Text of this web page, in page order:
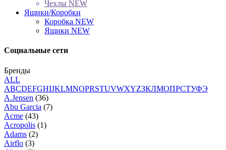
Чехлы NEW
Ящики/Коробки
Коробка NEW
Ящики NEW
Социальные сети
Бренды
ALL
ABCDEFGHIJKLMNOPRSTUVWXYZЗКЛМОПРСТУФЭ
A.Jensen (36)
Abu Garcia (7)
Acme (43)
Acropolis (1)
Adams (2)
Airflo (3)